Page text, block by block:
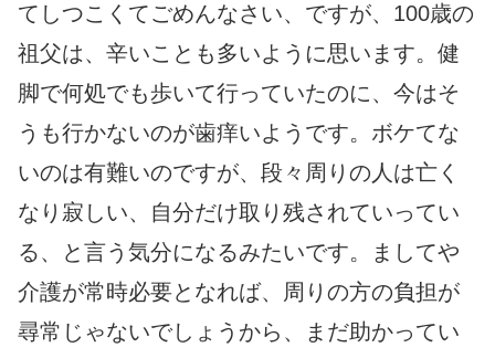
てしつこくてごめんなさい、ですが、100歳の
祖父は、辛いことも多いように思います。健
脚で何処でも歩いて行っていたのに、今はそ
うも行かないのが歯痒いようです。ボケてな
いのは有難いのですが、段々周りの人は亡く
なり寂しい、自分だけ取り残されていってい
る、と言う気分になるみたいです。ましてや
介護が常時必要となれば、周りの方の負担が
尋常じゃないでしょうから、まだ助かってい